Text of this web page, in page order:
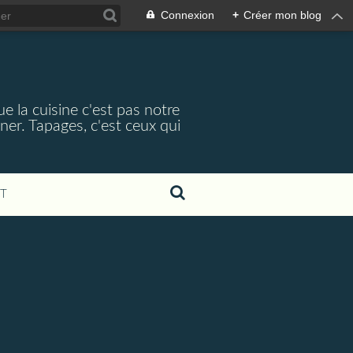
Connexion + Créer mon blog
la cuisine c'est pas notre
Tapages, c'est ceux qui